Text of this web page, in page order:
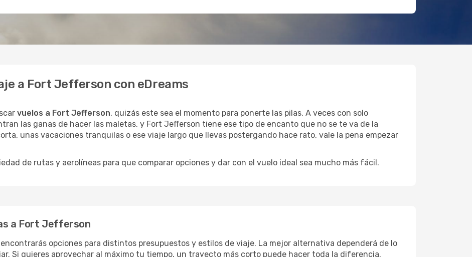
a Fort Jefferson con eDreams
vuelos a Fort Jefferson, quizás este sea el momento para ponerte las pilas. A veces con solo
las ganas de hacer las maletas, y Fort Jefferson tiene ese tipo de encanto que no se te va de la
unas vacaciones tranquilas o ese viaje largo que llevas postergando hace rato, vale la pena empezar
de rutas y aerolíneas para que comparar opciones y dar con el vuelo ideal sea mucho más fácil.
a Fort Jefferson
encontrarás opciones para distintos presupuestos y estilos de viaje. La mejor alternativa dependerá de lo
Si quieres aprovechar al máximo tu tiempo, un trayecto más corto puede hacer toda la diferencia.